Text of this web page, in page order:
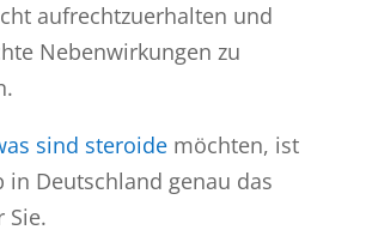
aufrechtzuerhalten und
Nebenwirkungen zu
sind steroidemöchten, ist
in Deutschland genau das
Sie.